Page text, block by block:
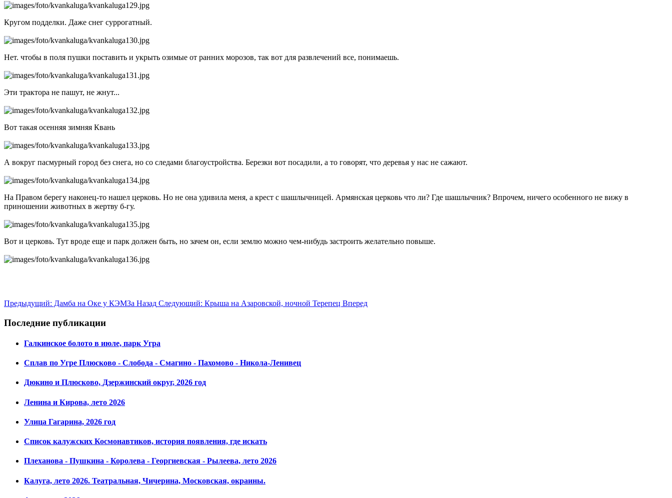
Кругом подделки. Даже снег суррогатный.
Нет. чтобы в поля пушки поставить и укрыть озимые от ранних морозов, так вот для развлечений все, понимаешь.
Эти трактора не пашут, не жнут...
Вот такая осенняя зимняя Квань
А вокруг пасмурный город без снега, но со следами благоустройства. Березки вот посадили, а то говорят, что деревья у нас не сажают.
На Правом берегу наконец-то нашел церковь. Но не она удивила меня, а крест с шашлычницей. Армянская церковь что ли? Где шашлычник? Впрочем, ничего особенного не вижу в
приношении животных в жертву б-гу.
Вот и церковь. Тут вроде еще и парк должен быть, но зачем он, если землю можно чем-нибудь застроить желательно повыше.
Предыдущий: Дамба на Оке у КЭМЗа Назад Следующий: Крыша на Азаровской, ночной Терепец Вперед
Последние публикации
Галкинское болото в июле, парк Угра
Сплав по Угре Плюсково - Слобода - Смагино - Пахомово - Никола-Ленивец
Дюкино и Плюсково, Дзержинский округ, 2026 год
Ленина и Кирова, лето 2026
Улица Гагарина, 2026 год
Список калужских Космонавтиков, история появления, где искать
Плеханова - Пушкина - Королева - Георгиевская - Рылеева, лето 2026
Калуга, лето 2026. Театральная, Чичерина, Московская, окраины.